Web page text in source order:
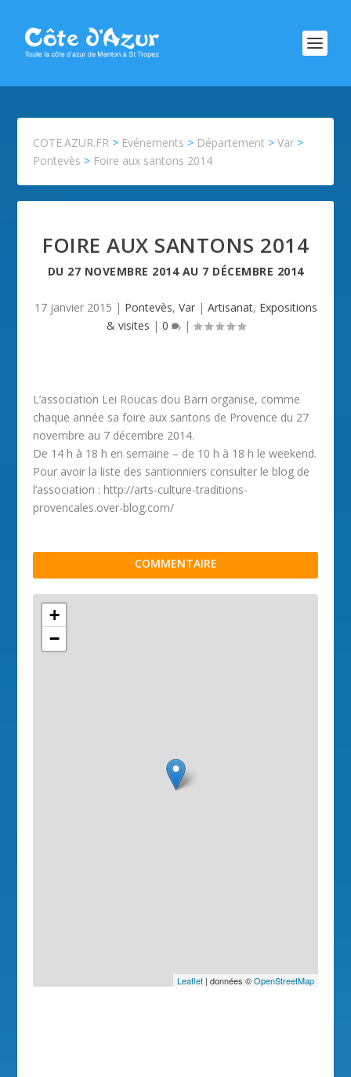
COTE.AZUR.FR > Evénements > Département >Var >
Pontevès > Foire aux santons 2014
FOIRE AUX SANTONS 2014
DU 27 NOVEMBRE 2014AU 7 DÉCEMBRE 2014
17 janvier 2015 | Pontevès, Var| Artisanat, Expositions
& visites | 0 |
L’association Lei Roucas dou Barri organise, comme
chaque année sa foire aux santons de Provence du 27
novembre au 7 décembre 2014.
De 14 h à 18 h en semaine – de 10 h à 18 h le weekend.
Pour avoir la liste des santionniers consulter le blog de
l’association : http://arts-culture-traditions-
provencales.over-blog.com/
COMMENTAIRE
+
−
Leaflet| données ©OpenStreetMap